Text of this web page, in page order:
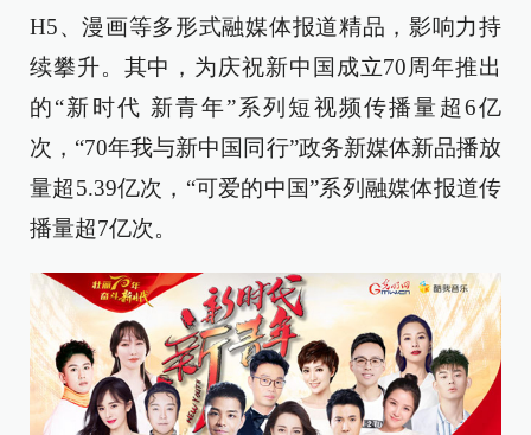
H5、漫画等多形式融媒体报道精品，影响力持
续攀升。其中，为庆祝新中国成立70周年推出
的“新时代 新青年”系列短视频传播量超6亿
次，“70年我与新中国同行”政务新媒体新品播放
量超5.39亿次，“可爱的中国”系列融媒体报道传
播量超7亿次。